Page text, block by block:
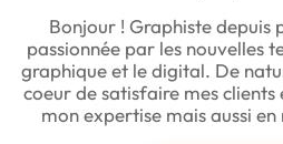
Bonjour ! Graphiste depuis
passionnée par les nouvelles
graphique et le digital. De
coeur de satisfaire mes
mon expertise mais aussi